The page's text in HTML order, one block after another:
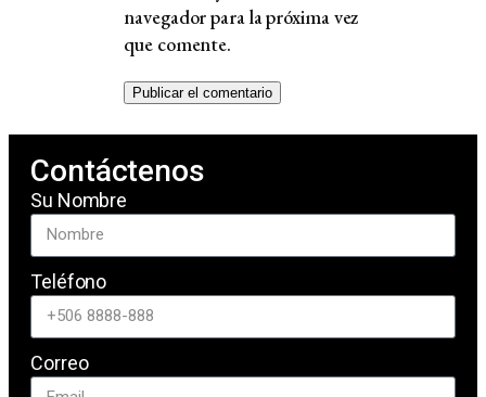
navegador para la próxima vez
que comente.
Contáctenos
Su Nombre
Teléfono
Correo